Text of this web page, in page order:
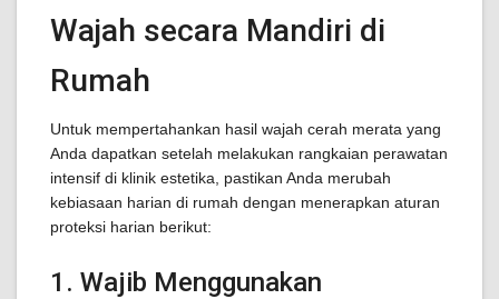
Wajah secara Mandiri di
Rumah
Untuk mempertahankan hasil wajah cerah merata yang
Anda dapatkan setelah melakukan rangkaian perawatan
intensif di klinik estetika, pastikan Anda merubah
kebiasaan harian di rumah dengan menerapkan aturan
proteksi harian berikut:
1. Wajib Menggunakan